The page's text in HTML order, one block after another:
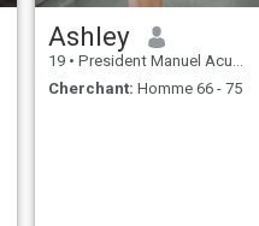
Ashley
19 • President Manuel Acuña Roxas, Zamboanga del Norte, Philippin...
Cherchant: Homme 66 - 75